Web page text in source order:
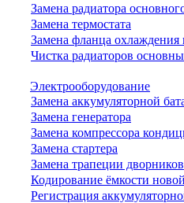
Замена радиатора
Замена термостата
Замена фланца
Чистка радиаторов
Электрооборудование
Замена аккумуляторной
Замена генератора
Замена компрессора
Замена стартера
Замена трапеции дворников
Кодирование ёмкости
Регистрация